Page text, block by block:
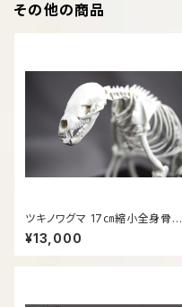
その他の商品
ツキノワグマ 17㎝縮小全身骨格
レプリカ
¥13,000